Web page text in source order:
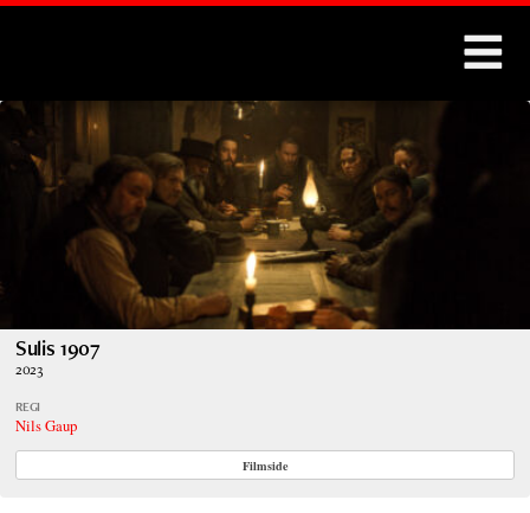
Sulis 1907
2023
REGI
Nils Gaup
Filmside